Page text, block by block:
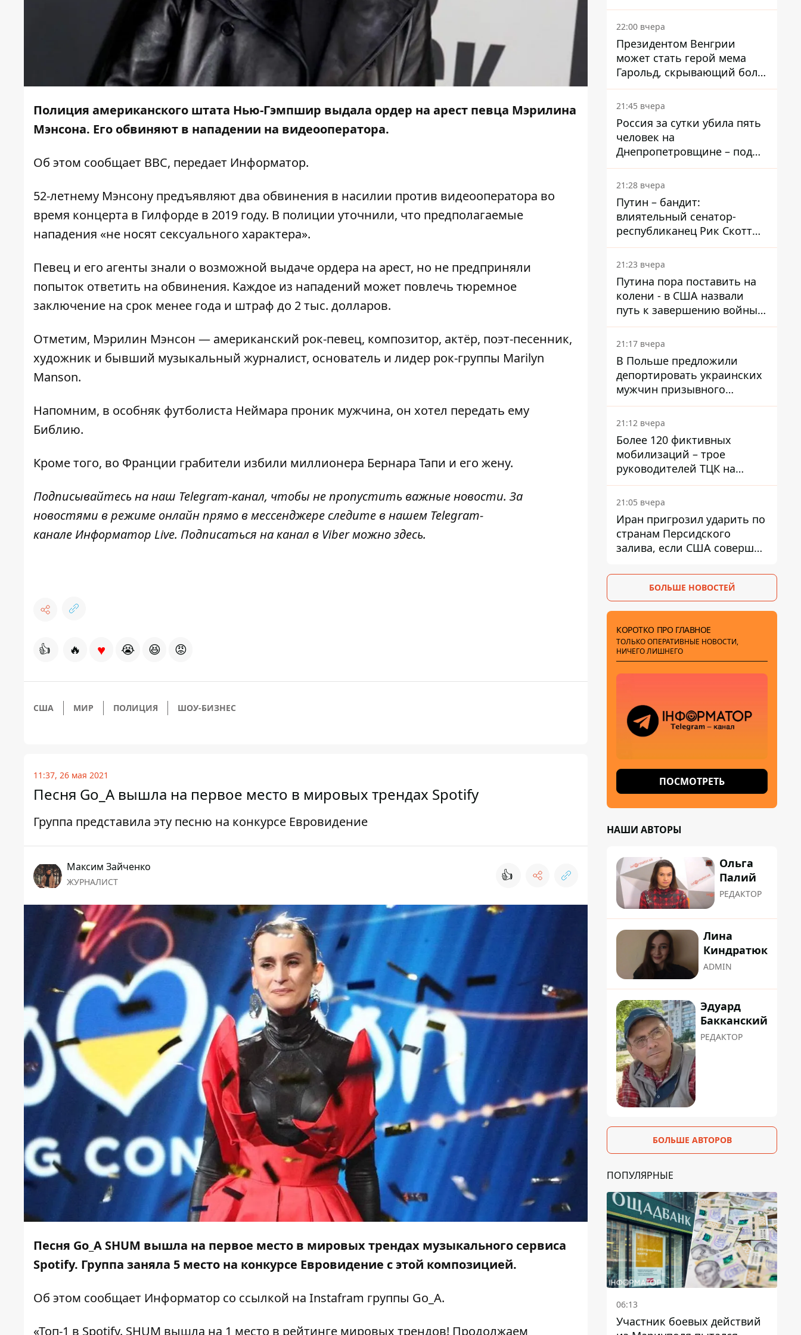
Полиция американского штата Нью-Гэмпшир выдала ордер на арест певца Мэрилина
Мэнсона. Его обвиняют в нападении на видеооператора.
Об этом сообщает BBC, передает Информатор.
52-летнему Мэнсону предъявляют два обвинения в насилии против видеооператора во
время концерта в Гилфорде в 2019 году. В полиции уточнили, что предполагаемые
нападения «не носят сексуального характера».
Певец и его агенты знали о возможной выдаче ордера на арест, но не предприняли
попыток ответить на обвинения. Каждое из нападений может повлечь тюремное
заключение на срок менее года и штраф до 2 тыс. долларов.
Отметим, Мэрилин Мэнсон — американский рок-певец, композитор, актёр, поэт-песенник,
художник и бывший музыкальный журналист, основатель и лидер рок-группы Marilyn
Manson.
Напомним, в особняк футболиста Неймара проник мужчина, он хотел передать ему
Библию.
Кроме того, во Франции грабители избили миллионера Бернара Тапи и его жену.
Подписывайтесь на наш Telegram-канал, чтобы не пропустить важные новости. За
новостями в режиме онлайн прямо в мессенджере следите в нашем Telegram-
канале Информатор Live. Подписаться на канал в Viber можноздесь.
👍 🔥 ♥ 😭 😆 😡
США МИР ПОЛИЦИЯ ШОУ-БИЗНЕС
11:37, 26 мая 2021
Песня Go_A вышла на первое место в мировых трендах Spotify
Группа представила эту песню на конкурсе Евровидение
Максим Зайченко
ЖУРНАЛИСТ 👍
Песня Go_A SHUM вышла на первое место в мировых трендах музыкального сервиса
Spotify. Группа заняла 5 место на конкурсе Евровидение с этой композицией.
Об этом сообщает Информатор со ссылкой на Instafram группы Go_A.
«Топ-1 в Spotify. SHUM вышла на 1 место в рейтинге мировых трендов! Продолжаем
вкладывает миллионы
22:00 вчера
Президентом Венгрии
может стать герой мема
Гарольд, скрывающий боль
– он возглавил народное
голосование
21:45 вчера
Россия за сутки убила пять
человек на
Днепропетровщине – под
ударами оказались пять
районов области
21:28 вчера
Путин – бандит:
влиятельный сенатор-
республиканец Рик Скотт
призвал Конгресс привлечь
РФ к ответственности за
войну в Украине
21:23 вчера
Путина пора поставить на
колени - в США назвали
путь к завершению войны -
National Security Journal
21:17 вчера
В Польше предложили
депортировать украинских
мужчин призывного
возраста - кого это может
затронуть
21:12 вчера
Более 120 фиктивных
мобилизаций – трое
руководителей ТЦК на
Волыни и Буковине
получили подозрения за
фейковые отчеты
21:05 вчера
Иран пригрозил ударить по
странам Персидского
залива, если США совершат
БОЛЬШЕ НОВОСТЕЙ
КОРОТКО ПРО ГЛАВНОЕ
ТОЛЬКО ОПЕРАТИВНЫЕ НОВОСТИ,
НИЧЕГО ЛИШНЕГО
ПОСМОТРЕТЬ
НАШИ АВТОРЫ
Ольга
Палий
РЕДАКТОР
Лина
Киндратюк
ADMIN
Эдуард
Бакканский
РЕДАКТОР
БОЛЬШЕ АВТОРОВ
ПОПУЛЯРНЫЕ
06:13
Участник боевых действий